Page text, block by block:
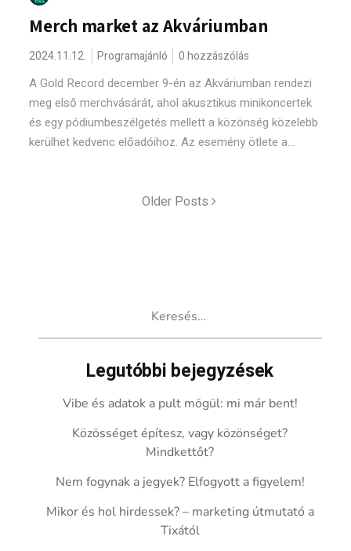
Merch market az Akváriumban
2024.11.12. Programajánló 0 hozzászólás
A Gold Record december 9-én az Akváriumban rendezi
meg első merchvásárát, ahol akusztikus minikoncertek
és egy pódiumbeszélgetés mellett a közönség közelebb
kerülhet kedvenc előadóihoz. Az esemény ötlete a...
Older Posts
Legutóbbi bejegyzések
Vibe és adatok a pult mögül: mi már bent!
Közösséget építesz, vagy közönséget?
Mindkettőt?
Nem fogynak a jegyek? Elfogyott a figyelem!
Mikor és hol hirdessek? – marketing útmutató a
Tixától